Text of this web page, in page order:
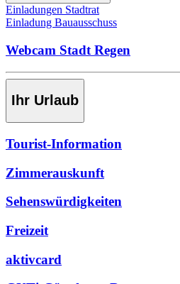
Einladungen Stadtrat
Einladung Bauausschuss
Webcam Stadt Regen
Ihr Urlaub
Tourist-Information
Zimmerauskunft
Sehenswürdigkeiten
Freizeit
aktivcard